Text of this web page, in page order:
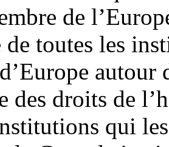
de
de toutes les
des droits de
qui